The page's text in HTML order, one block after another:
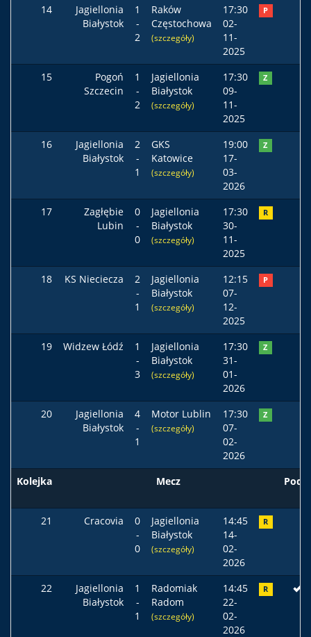
14
Jagiellonia
Białystok
1
-
2
Raków
Częstochowa
(szczegóły)
17:30
02-
11-
2025
P
15
Pogoń
Szczecin
1
-
2
Jagiellonia
Białystok
(szczegóły)
17:30
09-
11-
2025
Z
16
Jagiellonia
Białystok
2
-
1
GKS
Katowice
(szczegóły)
19:00
17-
03-
2026
Z
17
Zagłębie
Lubin
0
-
0
Jagiellonia
Białystok
(szczegóły)
17:30
30-
11-
2025
R
18 KS Nieciecza
2
-
1
Jagiellonia
Białystok
(szczegóły)
12:15
07-
12-
2025
P
19 Widzew Łódź
1
-
3
Jagiellonia
Białystok
(szczegóły)
17:30
31-
01-
2026
Z
20
Jagiellonia
Białystok
4
-
1
Motor Lublin
(szczegóły)
17:30
07-
02-
2026
Z
Kolejka Mecz Podst
21 Cracovia
0
-
0
Jagiellonia
Białystok
(szczegóły)
14:45
14-
02-
2026
R
22
Jagiellonia
Białystok
1
-
1
Radomiak
Radom
(szczegóły)
14:45
22-
02-
2026
R